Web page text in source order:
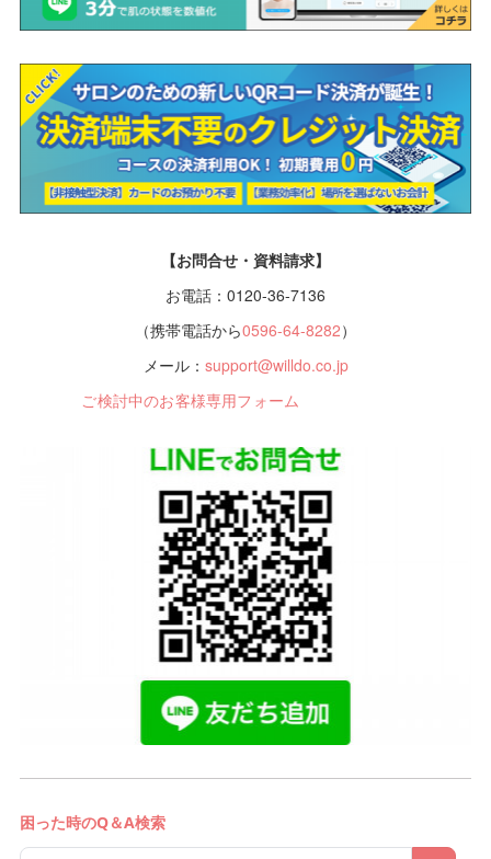
【お問合せ・資料請求】
お電話：0120-36-7136
（携帯電話から0596-64-8282）
メール： support@willdo.co.jp
ご検討中のお客様専用フォーム